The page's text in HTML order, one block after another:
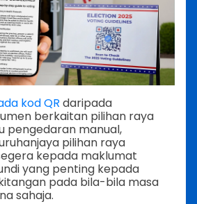
kod QR daripada
berkaitan pilihan raya
pengedaran manual,
pilihan raya
kepada maklumat
yang penting kepada
pada bila-bila masa
sahaja.